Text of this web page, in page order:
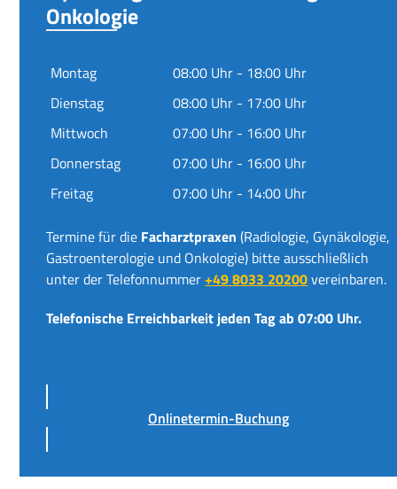
Onkologie
Montag
08:00 Uhr - 18:00 Uhr
Dienstag
08:00 Uhr - 17:00 Uhr
Mittwoch
07:00 Uhr - 16:00 Uhr
Donnerstag
07:00 Uhr - 16:00 Uhr
Freitag
07:00 Uhr - 14:00 Uhr
Termine für die Facharztpraxen (Radiologie, Gynäkologie,
Gastroenterologie und Onkologie) bitte ausschließlich
unter der Telefonnummer+49 8033 20200vereinbaren.
Telefonische Erreichbarkeit jeden Tag ab 07:00 Uhr.
Onlinetermin-Buchung